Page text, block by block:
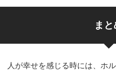
ま
人が幸せを感じる時には、ホ